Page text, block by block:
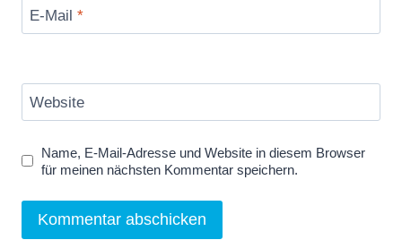
E-Mail *
Website
Name, E-Mail-Adresse und Website in diesem Browser
für meinen nächsten Kommentar speichern.